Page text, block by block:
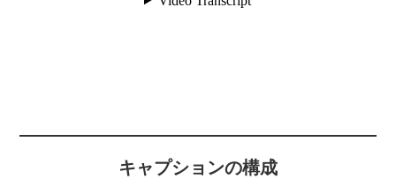
キャプションの構成